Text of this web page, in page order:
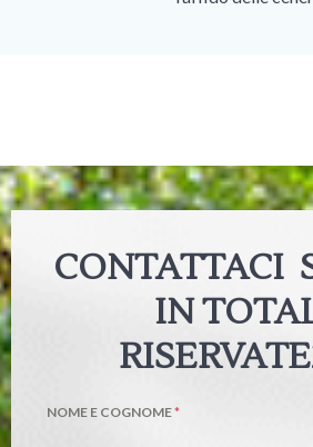
CONTATTACI
IN
NOME E COGNOME*